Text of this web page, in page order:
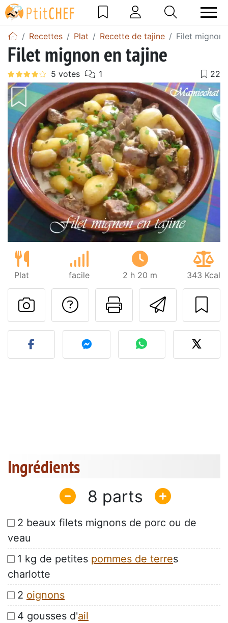
Recettes Plat Recette de tajine Filet mignon
Filet mignon en tajine
Plat facile 2 h 20 m 343 Kcal
Imprimer
Poser une
Publier votre photo de
Ingrédients
8
2 beaux filets mignons de porc ou de
veau
1 kg de petites pommes de terres
charlotte
2 oignons
4 gousses d'ail